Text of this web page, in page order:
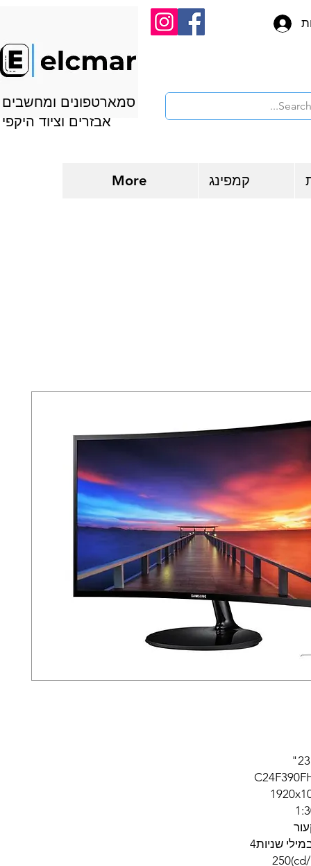
סמארטפונים ומחשבים
אבזרים וציוד היקפי
קמפינג More
שניות4